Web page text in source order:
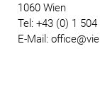
1060 Wien
Tel: +43 (0) 1
E-Mail: